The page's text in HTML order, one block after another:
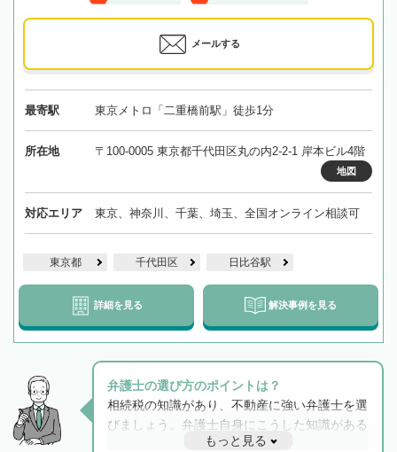
メールする
最寄駅 東京メトロ「二重橋前駅」徒歩1分
所在地 〒100-0005 東京都千代田区丸の内2-2-1 岸本ビル4階
地図
対応エリア 東京、神奈川、千葉、埼玉、全国オンライン相談可
東京都 千代田区 日比谷駅
詳細を見る 解決事例を見る
弁護士の選び方のポイントは？
相続税の知識があり、不動産に強い弁護士を選
びましょう。弁護士自身にこうした知識がある
と他士業との連携もスムーズに進み、トラブル
もっと見る